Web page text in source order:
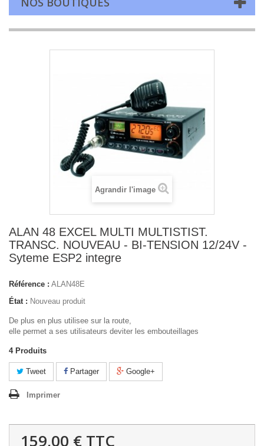
Agrandir l'image
ALAN 48 EXCEL MULTI MULTISTIST.
TRANSC. NOUVEAU - BI-TENSION 12/24V -
Syteme ESP2 integre
Référence : ALAN48E
État : Nouveau produit
De plus en plus utilisee sur la route,
elle permet a ses utilisateurs deviter les embouteillages
4 Produits
Tweet Partager Google+
Imprimer
159,00 € TTC